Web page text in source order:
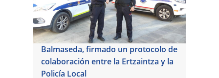
Balmaseda, firmado un protocolo de
colaboración entre la Ertzaintza y la
Policía Local